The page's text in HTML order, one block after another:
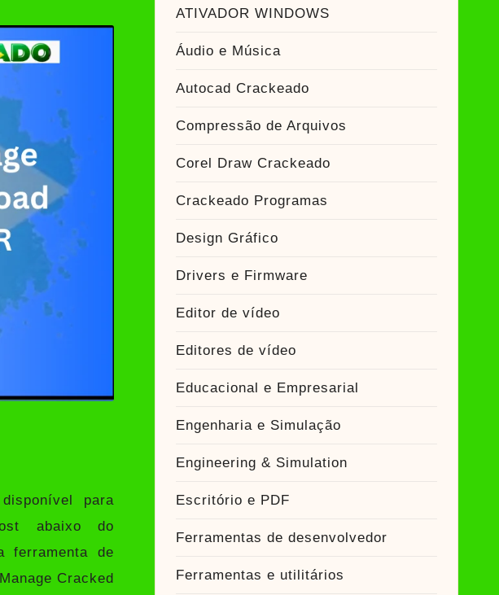
de Licença | Ativador Crackeado
BR
& Re-Loader | Ativador Crackeado
para
abaixo do
ferramenta de
Cracked
ATIVADOR WINDOWS
Áudio e Música
Autocad Crackeado
Compressão de Arquivos
Corel Draw Crackeado
Crackeado Programas
Design Gráfico
Drivers e Firmware
Editor de vídeo
Editores de vídeo
Educacional e Empresarial
Engenharia e Simulação
Engineering & Simulation
Escritório e PDF
Ferramentas de desenvolvedor
Ferramentas e utilitários